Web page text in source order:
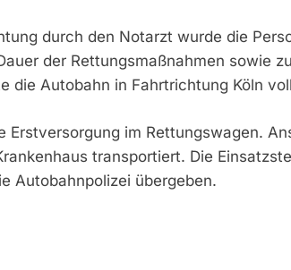
durch den Notarzt wurde die
der Rettungsmaßnahmen sowie
die Autobahn in Fahrtrichtung Köln
Erstversorgung im Rettungswagen.
transportiert. Die
Autobahnpolizei übergeben.